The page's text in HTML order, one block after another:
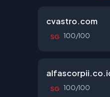
cvastro.com
SG 100/100
SG 100/100